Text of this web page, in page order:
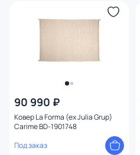
90 990 ₽
Ковер La Forma (ex Julia Grup)
Carime BD-1901748
Под заказ